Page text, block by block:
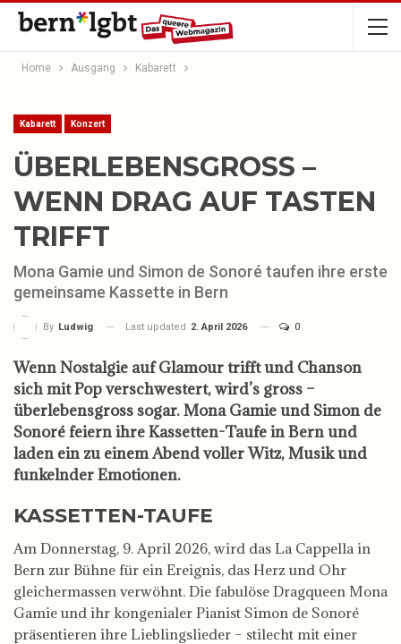
Home Ausgang Kabarett
Kabarett Konzert
ÜBERLEBENSGROSS –
WENN DRAG AUF TASTEN
TRIFFT
Mona Gamie und Simon de Sonoré taufen ihre erste
gemeinsame Kassette in Bern
By Ludwig Last updated 2. April 2026 0
Wenn Nostalgie auf Glamour trifft und Chanson
sich mit Pop verschwestert, wird’s gross –
überlebensgross sogar. Mona Gamie und Simon de
Sonoré feiern ihre Kassetten-Taufe in Bern und
laden ein zu einem Abend voller Witz, Musik und
funkelnder Emotionen.
KASSETTEN-TAUFE
Am Donnerstag, 9. April 2026, wird das La Cappella in
Bern zur Bühne für ein Ereignis, das Herz und Ohr
gleichermassen verwöhnt. Die fabulöse Dragqueen Mona
Gamie und ihr kongenialer Pianist Simon de Sonoré
präsentieren ihre Lieblingslieder – stilecht mit einer